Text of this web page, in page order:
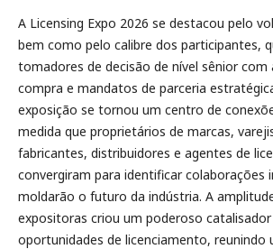
A Licensing Expo 2026 se destacou pelo
bem como pelo calibre dos participantes,
tomadores de decisão de nível sênior com
compra e mandatos de parceria
exposição se tornou um centro de
medida que proprietários de marcas,
fabricantes, distribuidores e agentes de
convergiram para identificar colaborações
moldarão o futuro da indústria. A
expositoras criou um poderoso
oportunidades de licenciamento, reunindo